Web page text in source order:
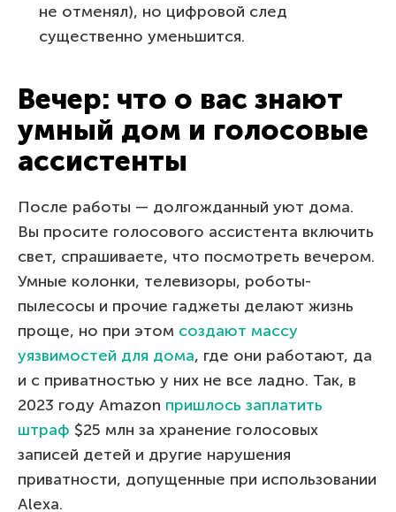
не отменял), но цифровой след
существенно уменьшится.
Вечер: что о вас знают
умный дом и голосовые
ассистенты
После работы — долгожданный уют дома.
Вы просите голосового ассистента включить
свет, спрашиваете, что посмотреть вечером.
Умные колонки, телевизоры, роботы-
пылесосы и прочие гаджеты делают жизнь
проще, но при этом создают массу
уязвимостей для дома, где они работают, да
и с приватностью у них не все ладно. Так, в
2023 году Amazon пришлось заплатить
штраф $25 млн за хранение голосовых
записей детей и другие нарушения
приватности, допущенные при использовании
Alexa.